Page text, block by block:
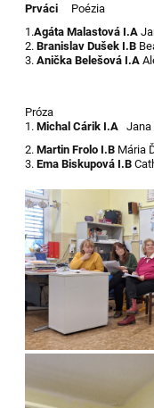
Prváci Poézia
1.Agáta Malastová I.A
2.Branislav Dušek I.B
3.Anička Belešová I.A
Próza
1.Michal Cárik I.A Jana
2.Martin Frolo I.B Mária
3.Ema Biskupová I.B